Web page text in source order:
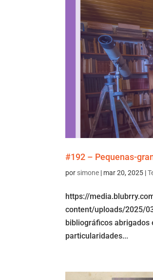
#192 – Pequenas-
por simone | mar 20, 2025 |
https://
content/uploads/2025/
bibliográficos abrigados
particularidades...